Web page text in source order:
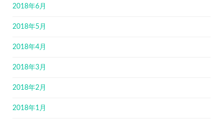
2018年6月
2018年5月
2018年4月
2018年3月
2018年2月
2018年1月